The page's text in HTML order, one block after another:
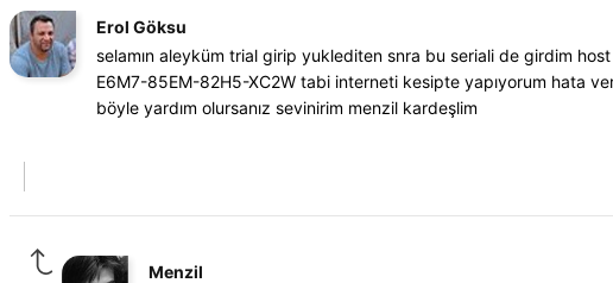
Erol Göksu
selamın aleyküm trial girip yuklediten snra bu seriali de girdim
E6M7-85EM-82H5-XC2W tabi interneti kesipte yapıyorum hata
böyle yardım olursanız sevinirim menzil kardeşlim
Menzil